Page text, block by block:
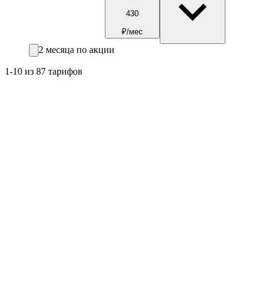
430
₽/мес
2 месяца по акции
1-10 из 87 тарифов